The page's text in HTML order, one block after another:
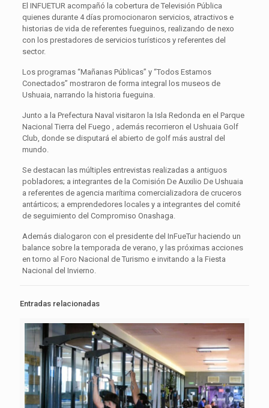
El INFUETUR acompañó la cobertura de Televisión Pública
quienes durante 4 días promocionaron servicios, atractivos e
historias de vida de referentes fueguinos, realizando de nexo
con los prestadores de servicios turísticos y referentes del
sector.
Los programas “Mañanas Públicas” y “Todos Estamos
Conectados” mostraron de forma integral los museos de
Ushuaia, narrando la historia fueguina.
Junto a la Prefectura Naval visitaron la Isla Redonda en el Parque
Nacional Tierra del Fuego , además recorrieron el Ushuaia Golf
Club, donde se disputará el abierto de golf más austral del
mundo.
Se destacan las múltiples entrevistas realizadas a antiguos
pobladores; a integrantes de la Comisión De Auxilio De Ushuaia
a referentes de agencia marítima comercializadora de cruceros
antárticos; a emprendedores locales y a integrantes del comité
de seguimiento del Compromiso Onashaga.
Además dialogaron con el presidente del InFueTur haciendo un
balance sobre la temporada de verano, y las próximas acciones
en torno al Foro Nacional de Turismo e invitando a la Fiesta
Nacional del Invierno.
Entradas relacionadas